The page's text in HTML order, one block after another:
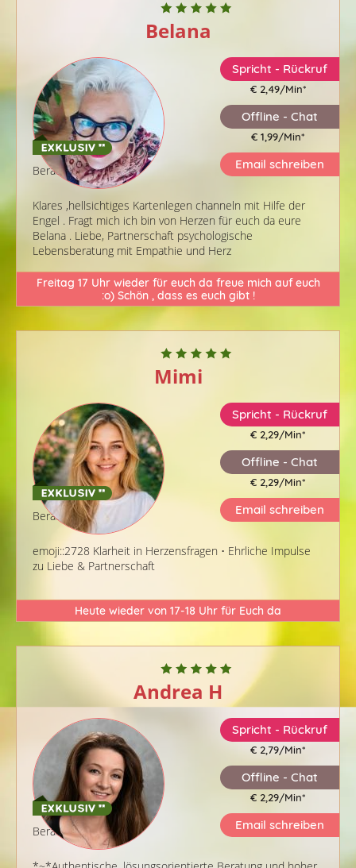
Belana
Berater-ID: 749
Klares ,hellsichtiges Kartenlegen channeln mit Hilfe der
Engel . Fragt mich ich bin von Herzen für euch da eure
Belana . Liebe, Partnerschaft psychologische
Lebensberatung mit Empathie und Herz
Spricht - Rückruf
€ 2,49/Min*
Offline - Chat
€ 1,99/Min*
Email schreiben
Freitag 17 Uhr wieder für euch da freue mich auf euch
:o) Schön , dass es euch gibt !
Mimi
Berater-ID: 685
emoji::2728 Klarheit in Herzensfragen • Ehrliche Impulse
zu Liebe & Partnerschaft
Spricht - Rückruf
€ 2,29/Min*
Offline - Chat
€ 2,29/Min*
Email schreiben
Heute wieder von 17-18 Uhr für Euch da
Andrea H
Berater-ID: 484
Spricht - Rückruf
€ 2,79/Min*
Offline - Chat
€ 2,29/Min*
Email schreiben